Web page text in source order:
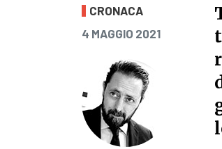
Raid a
CRONACA
PUBBLICATO IL
4 MAGGIO 2021